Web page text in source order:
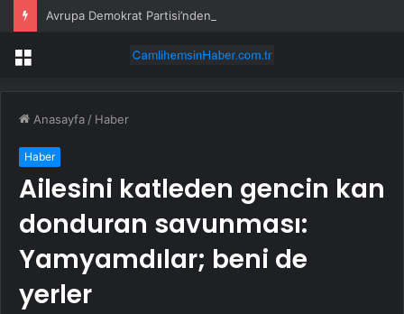
Avrupa Demokrat Partisi’nden Özgür Özel’e Destek
Menü
Anasayfa / Haber
Haber
Ailesini katleden gencin kan
donduran savunması:
Yamyamdılar; beni de
yerler